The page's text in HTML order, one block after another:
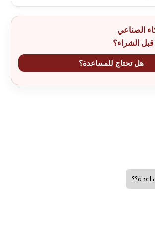
الشراء؟
هل تحتاج للمساعدة؟